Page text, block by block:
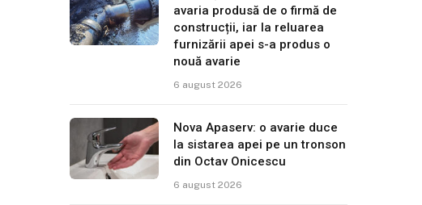
avaria produsă de o firmă de
construcții, iar la reluarea
furnizării apei s-a produs o
nouă avarie
6 august 2026
Nova Apaserv: o avarie duce
la sistarea apei pe un tronson
din Octav Onicescu
6 august 2026